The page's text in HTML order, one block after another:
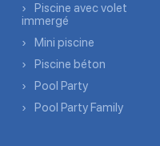
Piscine avec volet
immergé
Mini piscine
Piscine béton
Pool Party
Pool Party Family